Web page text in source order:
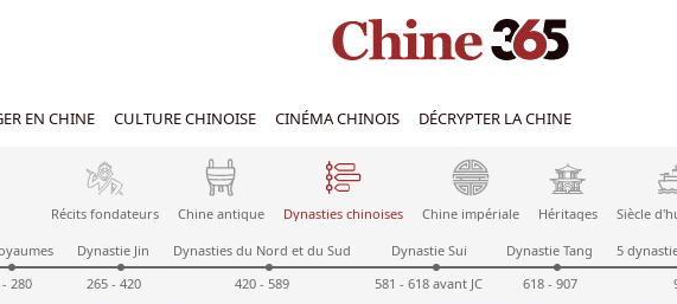
EN CHINE CULTURE CHINOISE CINÉMA CHINOIS DÉCRYPTER LA CHINE
Récits fondateurs Chine antique Dynasties chinoises Chine impériale Héritages Siècle
280
Dynastie Jin
265 - 420
Dynasties du Nord et du Sud
420 - 589
Dynastie Sui
581 - 618 avant JC
Dynastie Tang
618 - 907
5